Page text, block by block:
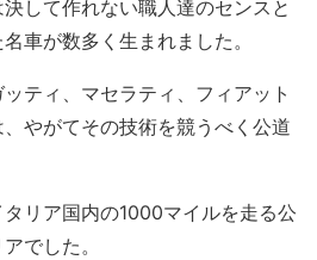
して作れない職人達のセンスと
車が数多く生まれました。
ティ、マセラティ、フィアット
やがてその技術を競うべく公道
リア国内の1000マイルを走る公
でした。